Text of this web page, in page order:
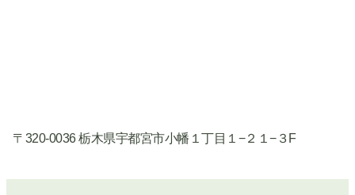
〒320-0036 栃木県宇都宮市小幡１丁目１−２１−３F